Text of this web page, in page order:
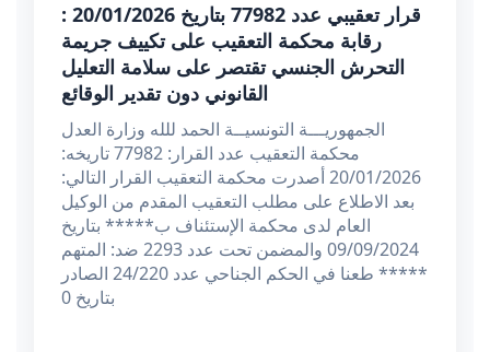
قرار تعقيبي عدد 77982 بتاريخ 20/01/2026 :
رقابة محكمة التعقيب على تكييف جريمة
التحرش الجنسي تقتصر على سلامة التعليل
القانوني دون تقدير الوقائع
الجمهوريـــة التونسيــة الحمد للله وزارة العدل
محكمة التعقيب عدد القرار: 77982 تاريخه:
20/01/2026 أصدرت محكمة التعقيب القرار التالي:
بعد الاطلاع على مطلب التعقيب المقدم من الوكيل
العام لدى محكمة الإستئناف ب***** بتاريخ
09/09/2024 والمضمن تحت عدد 2293 ضد: المتهم
***** طعنا في الحكم الجناحي عدد 24/220 الصادر
بتاريخ 0